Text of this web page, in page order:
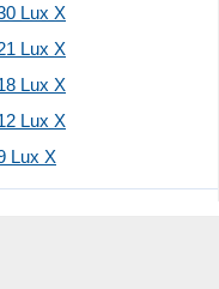
Lux X
Lux X
Lux X
Lux X
Lux X